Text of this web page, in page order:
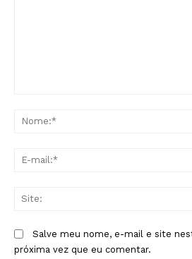
Salve meu nome, e-mail e site
próxima vez que eu comentar.